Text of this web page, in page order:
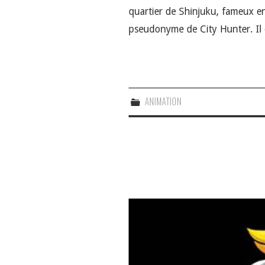
quartier de Shinjuku, fameux
pseudonyme de City Hunter. Il
ANIMATION